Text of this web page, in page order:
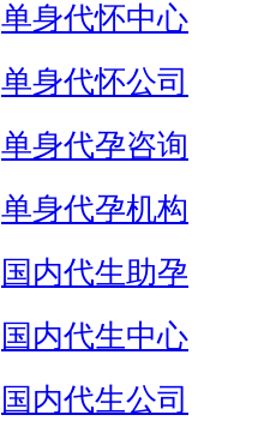
单身代怀中心
单身代怀公司
单身代孕咨询
单身代孕机构
国内代生助孕
国内代生中心
国内代生公司